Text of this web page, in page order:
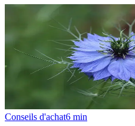
Conseils d'achat6 min